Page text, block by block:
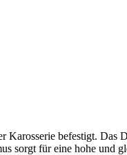
befestigt. Das
sorgt für eine hohe und